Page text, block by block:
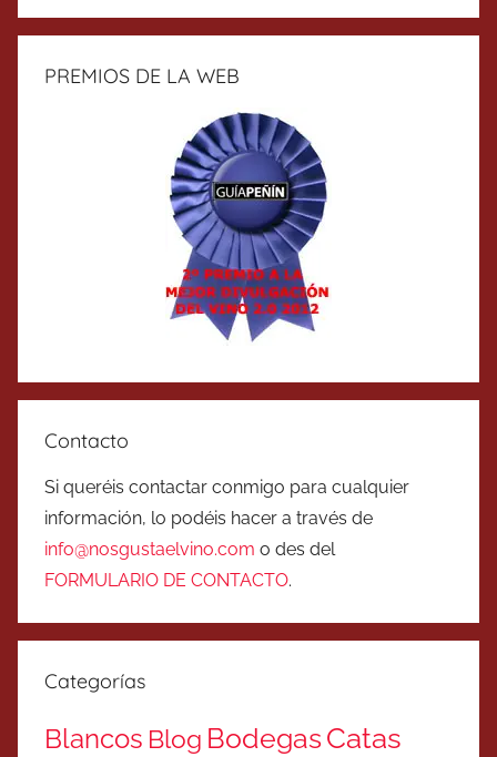
PREMIOS DE LA WEB
Contacto
Si queréis contactar conmigo para cualquier
información, lo podéis hacer a través de
info@nosgustaelvino.com o des del
FORMULARIO DE CONTACTO.
Categorías
Blancos Blog BodegasCatas